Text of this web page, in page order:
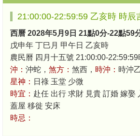
21:00:00-22:59:59 乙亥時 時辰
西曆 2028年5月9日 21點0分-22點59
戊申年 丁巳月 甲午日 乙亥時
農民曆 四月十五號 21:00:00-22:59:59
沖： 沖蛇， 煞方： 煞西， 時沖： 時沖
星神： 日祿 玉堂 少微
時宜： 赴任 出行 求財 見貴 訂婚 嫁娶
蓋屋 移徙 安床
時忌：